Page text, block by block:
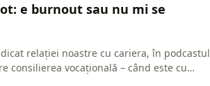
e burnout sau nu mi se
relației noastre cu cariera, în podcastul
consilierea vocațională – când este cu